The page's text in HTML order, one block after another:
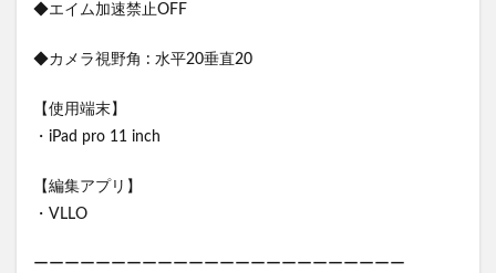
◆エイム加速禁止OFF
◆カメラ視野角 : 水平20垂直20
【使用端末】
・iPad pro 11 inch
【編集アプリ】
・VLLO
ーーーーーーーーーーーーーーーーーーーーーーーー